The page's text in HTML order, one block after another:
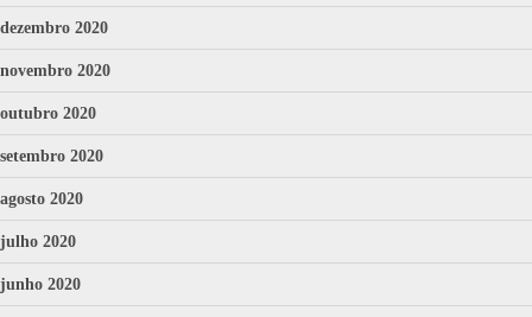
dezembro 2020
novembro 2020
outubro 2020
setembro 2020
agosto 2020
julho 2020
junho 2020